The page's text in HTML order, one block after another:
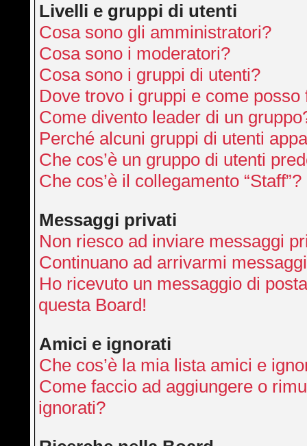
Livelli e gruppi di utenti
Cosa sono gli amministratori?
Cosa sono i moderatori?
Cosa sono i gruppi di utenti?
Dove trovo i gruppi e come
Come divento leader di un
Perché alcuni gruppi di utenti
Che cos’è un gruppo di utenti
Che cos’è il collegamento “Staff”?
Messaggi privati
Non riesco ad inviare messaggi
Continuano ad arrivarmi
Ho ricevuto un messaggio di
questa Board!
Amici e ignorati
Che cos’è la mia lista amici e
Come faccio ad aggiungere o
ignorati?